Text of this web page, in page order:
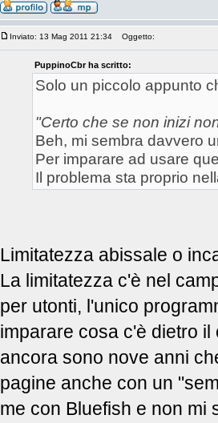
Inviato: 13 Mag 2011 21:34 Oggetto:
PuppinoCbr ha scritto:
Solo un piccolo appunto
"Certo che se non inizi
Beh, mi sembra davvero
Per imparare ad usare
Il problema sta proprio
Limitatezza abissale o
La limitatezza c'è nel
per utonti, l'unico
imparare cosa c'è dietro
ancora sono nove anni
pagine anche con un
me con Bluefish e non mi